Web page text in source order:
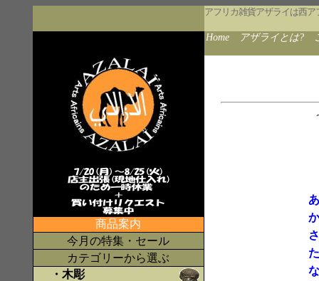
アフリカ雑貨アザライは西
Home アザライとは?
商品案内
今月の特集・セール
カテゴリーから選ぶ
・木彫
あ
か
さ
た
な